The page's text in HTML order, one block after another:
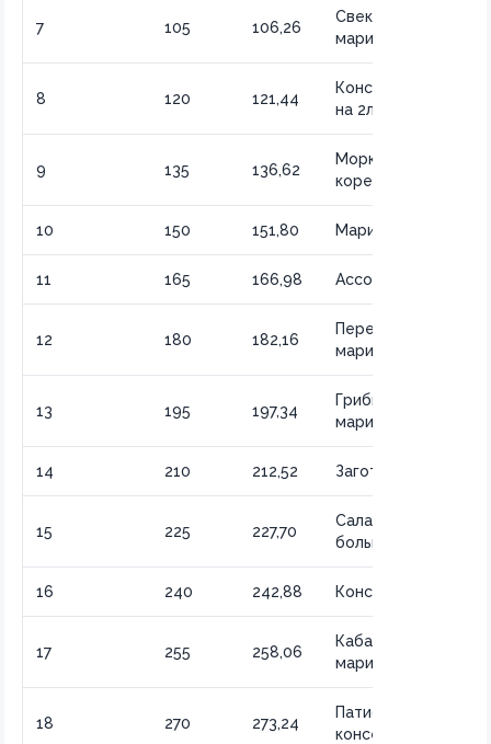
7 105 106,26
Свекла
маринованная
8 120 121,44
Консервирование
на 2л
9 135 136,62
Морковь по-
корейски
10 150 151,80 Маринад на 2,5 л
11 165 166,98 Ассорти овощное
12 180 182,16
Перец
маринованный
13 195 197,34
Грибы
маринованные
14 210 212,52 Заготовки на зиму
15 225 227,70
Салат оливье
большой
16 240 242,88 Консервы на 4 л
17 255 258,06
Кабачки
маринованные
18 270 273,24
Патиссоны
консервированные